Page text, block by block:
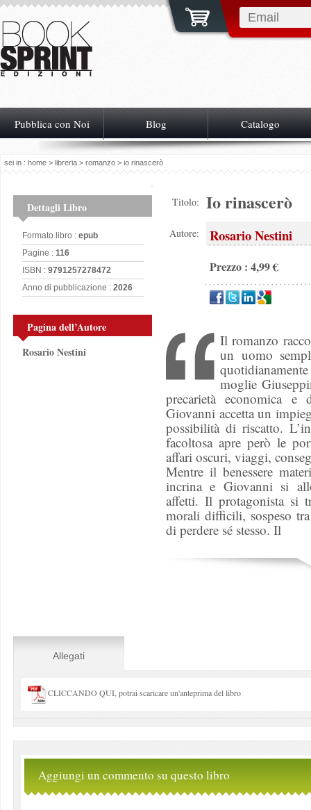
Pubblica con Noi Blog Catalogo
sei in : home > libreria > romanzo > io rinascerò
Dettagli Libro
Formato libro : epub
Pagine : 116
ISBN : 9791257278472
Anno di pubblicazione : 2026
Pagina dell’Autore
Rosario Nestini
Titolo: Io rinascerò
Autore: Rosario Nestini
Prezzo : 4,99 €
Il romanzo
un uomo
moglie
precarietà economica e
Giovanni accetta un
possibilità di riscatto.
facoltosa apre però le
affari oscuri, viaggi,
Mentre il benessere
incrina e Giovanni si
affetti. Il protagonista si
morali difficili, sospeso
di perdere sé stesso. Il
Allegati
CLICCANDO QUI, potrai scaricare un'anteprima del libro
Aggiungi un commento su questo libro